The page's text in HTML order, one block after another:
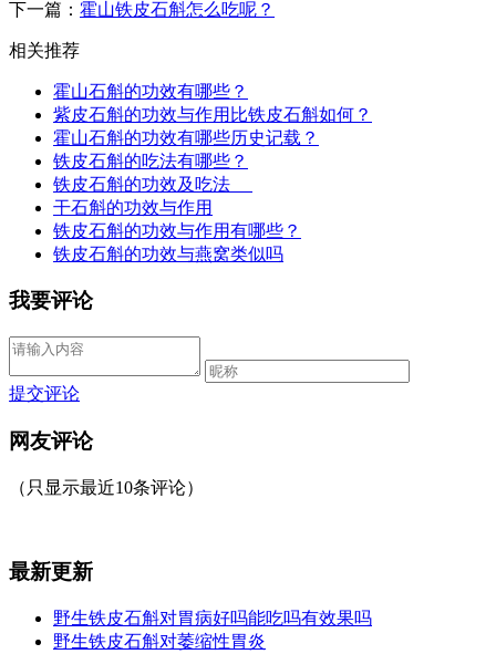
下一篇： 霍山铁皮石斛怎么吃呢？
相关推荐
霍山石斛的功效有哪些？
紫皮石斛的功效与作用比铁皮石斛如何？
霍山石斛的功效有哪些历史记载？
铁皮石斛的吃法有哪些？
铁皮石斛的功效及吃法
干石斛的功效与作用
铁皮石斛的功效与作用有哪些？
铁皮石斛的功效与燕窝类似吗
我要评论
提交评论
网友评论
（只显示最近10条评论）
最新更新
野生铁皮石斛对胃病好吗能吃吗有效果吗
野生铁皮石斛对萎缩性胃炎